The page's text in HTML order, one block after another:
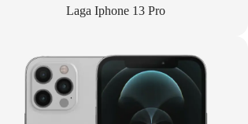
Laga Iphone 13 Pro